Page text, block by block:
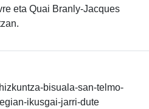
eta Quai Branly-Jacques